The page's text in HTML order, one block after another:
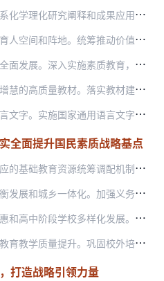
科学内涵和实践要求，建强马克思主义理论学科，构建学科体系、学术体系、话语体系。全面推动党的创…
造，探索课上课下协同、校内校外一体、线上线下融合的育人机制。组织学生体验感悟新时代生动实践和…
系，加快补齐体育、美育、劳动教育短板。落实健康第一教育理念，实施学生体质强健计划，中小学生…
家意志。加强新时代马克思主义理论研究和建设工程重点教材建设。推进思政课教材建设。深入总结新时…
。提高全民语言文化素养。健全语言文字规范标准体系，建设新型国家语料库。开展语言国情国力调查。…
全面提升国民素质战略基点
提质工程。探索逐步扩大免费教育范围。建立基础教育各学段学龄人口变化监测预警制度，优化中小学和…
步缩小城乡、区域、校际、群体差距。促进学校优秀领导人员和骨干教师区域内统筹调配、交流轮岗。有…
供给，落实和完善普惠性民办幼儿园扶持政策。支持有条件的幼儿园招收2至3岁幼儿。统筹推进市域内…
培训，规范非学科类培训。坚持依法治理，加强数字化、全流程管理。强化学校教育主阵地作用，全面提…
打造战略引领力量